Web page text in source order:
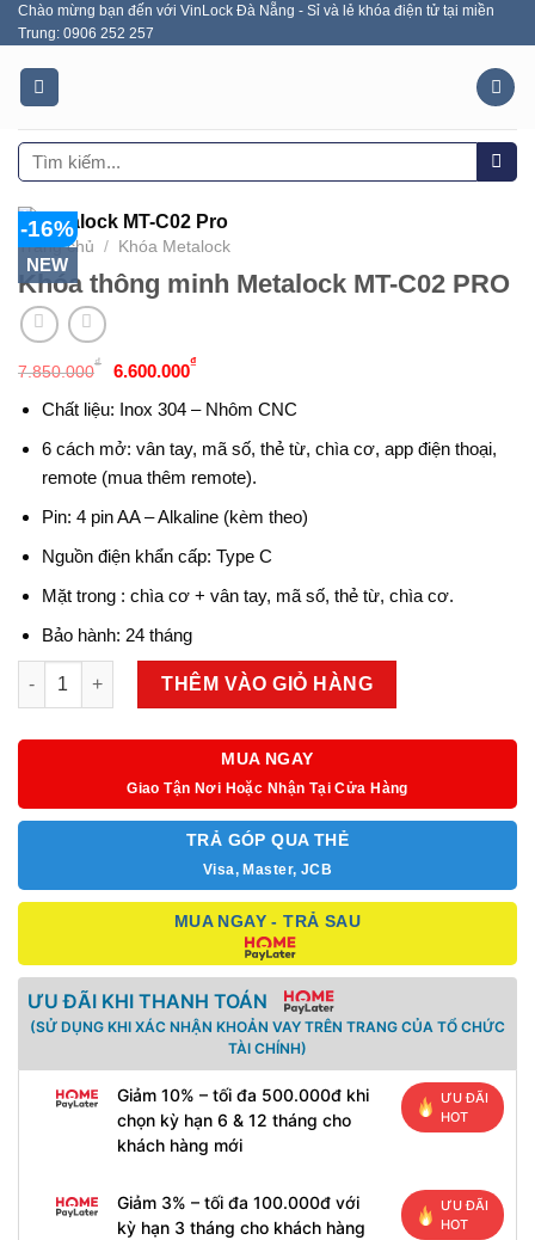
Skip
to
content
Chào mừng bạn đến với VinLock Đà Nẵng - Sỉ và lẻ khóa điện tử tại miền
Trung: 0906 252 257
Tìm
kiếm:
-16%
NEW
Trang chủ / Khóa Metalock
Khóa thông minh Metalock MT-C02 PRO
7.850.000₫
Giá
gốc
là:
7.850.000₫.
6.600.000₫
tại
là:
Chất liệu: Inox 304 – Nhôm CNC
6 cách mở: vân tay, mã số, thẻ từ, chìa cơ, app điện thoại,
remote (mua thêm remote).
Pin: 4 pin AA – Alkaline (kèm theo)
Nguồn điện khẩn cấp: Type C
Mặt trong : chìa cơ + vân tay, mã số, thẻ từ, chìa cơ.
Bảo hành: 24 tháng
Khóa thông minh Metalock MT-C02 PRO số lượng
THÊM VÀO GIỎ HÀNG
MUA NGAY
Giao Tận Nơi Hoặc Nhận Tại Cửa Hàng
TRẢ GÓP QUA THẺ
Visa, Master, JCB
MUA NGAY - TRẢ SAU
ƯU ĐÃI KHI THANH TOÁN
(SỬ DỤNG KHI XÁC NHẬN KHOẢN VAY TRÊN TRANG CỦA TỔ CHỨC
TÀI CHÍNH)
Giảm 10% – tối đa 500.000đ khi
chọn kỳ hạn 6 & 12 tháng cho
khách hàng mới
ƯU ĐÃI
HOT
Giảm 3% – tối đa 100.000đ với
kỳ hạn 3 tháng cho khách hàng
ƯU ĐÃI
HOT